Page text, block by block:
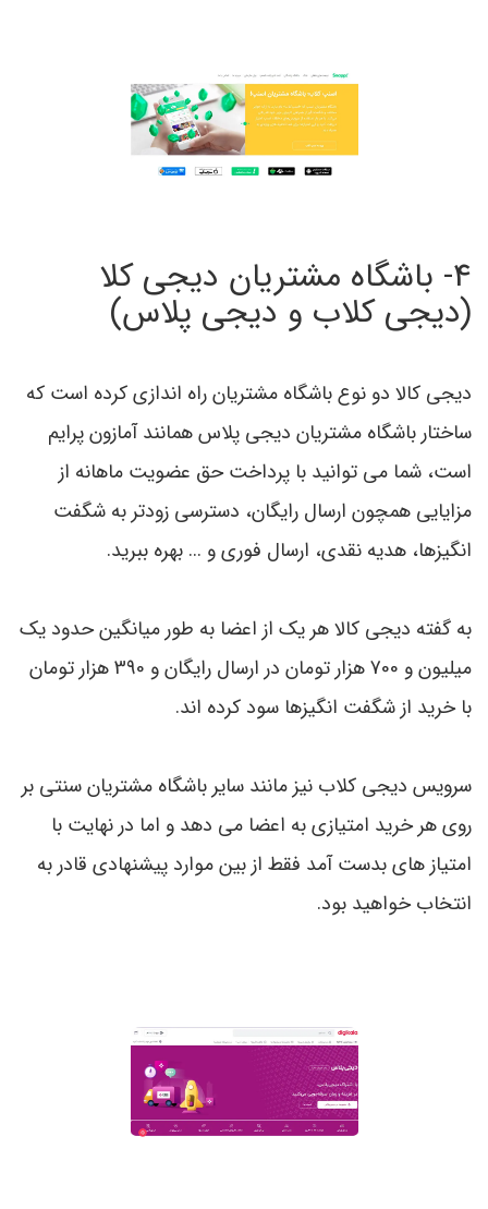
4- باشگاه مشتریان دیجی کلا
(دیجی کلاب و دیجی پلاس)
دیجی کالا دو نوع باشگاه مشتریان راه اندازی کرده است که
ساختار باشگاه مشتریان دیجی پلاس همانند آمازون پرایم
است، شما می توانید با پرداخت حق عضویت ماهانه از
مزایایی همچون ارسال رایگان، دسترسی زودتر به شگفت
انگیزها، هدیه نقدی، ارسال فوری و ... بهره ببرید.
به گفته دیجی کالا هر یک از اعضا به طور میانگین حدود یک
میلیون و 700 هزار تومان در ارسال رایگان و 390 هزار تومان
با خرید از شگفت انگیزها سود کرده اند.
سرویس دیجی کلاب نیز مانند سایر باشگاه مشتریان سنتی بر
روی هر خرید امتیازی به اعضا می دهد و اما در نهایت با
امتیاز های بدست آمد فقط از بین موارد پیشنهادی قادر به
انتخاب خواهید بود.